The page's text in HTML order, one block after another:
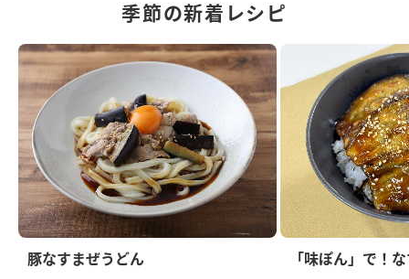
季節の新着レシピ
豚なすまぜうどん 「味ぽん」で！